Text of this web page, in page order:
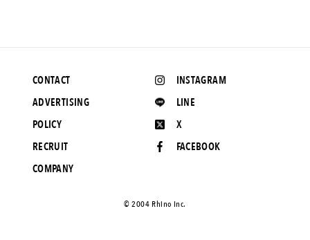
INSTAGRAM
LINE
X
FACEBOOK
CONTACT
ADVERTISING
POLICY
RECRUIT
COMPANY
©️ 2004 Rhino Inc.